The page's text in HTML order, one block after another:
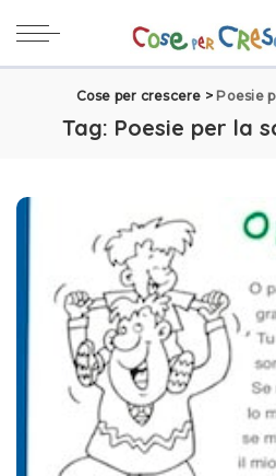
Cose per crescere > Poesie
Tag: Poesie per la